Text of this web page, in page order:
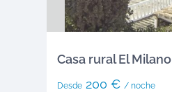
Casa rural El Milano
Desde200 € / noche